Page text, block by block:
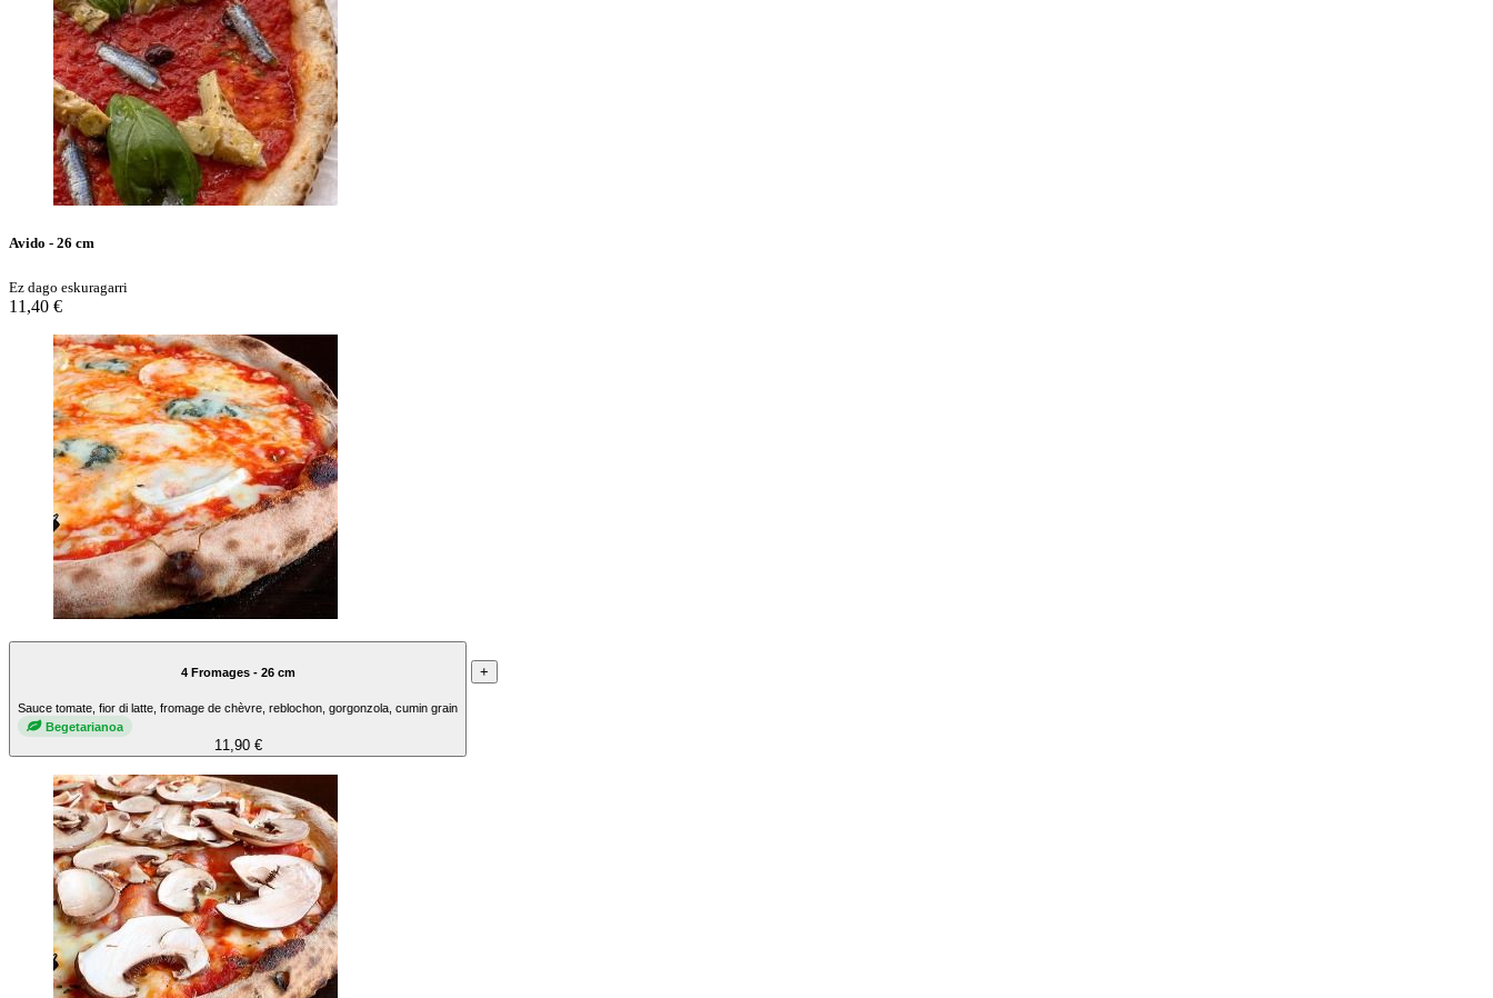
Avido - 26 cm
Ez dago eskuragarri
11,40 €
4 Fromages - 26 cm
Sauce tomate, fior di latte, fromage de chèvre, reblochon, gorgonzola, cumin grain
Begetarianoa
11,90 €
+